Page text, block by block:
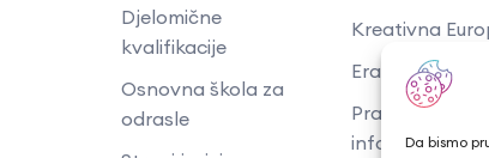
Da bismo
Djelomične
kvalifikacije
Osnovna škola za
odrasle
Kreativna
Erasmus+
​​​​​​​Pravo na
informacijama